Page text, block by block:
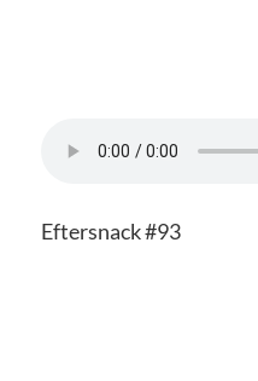
Eftersnack #93